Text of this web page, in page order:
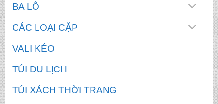
BA LÔ
CÁC LOẠI CẶP
VALI KÉO
TÚI DU LỊCH
TÚI XÁCH THỜI TRANG